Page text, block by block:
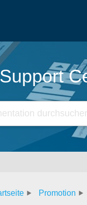
Promotion